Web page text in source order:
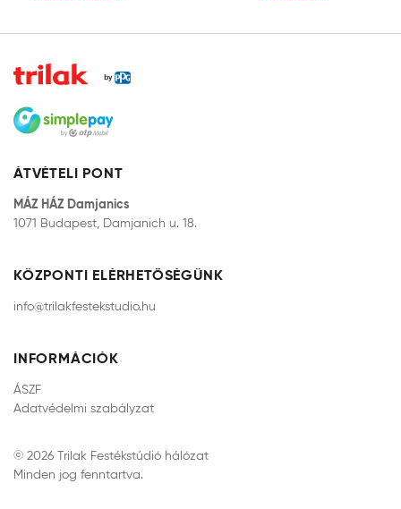
ÁTVÉTELI PONT
MÁZ HÁZ Damjanics
1071 Budapest, Damjanich u. 18.
KÖZPONTI ELÉRHETŐSÉGÜNK
info@trilakfestekstudio.hu
INFORMÁCIÓK
ÁSZF
Adatvédelmi szabályzat
© 2026 Trilak Festékstúdió hálózat
Minden jog fenntartva.